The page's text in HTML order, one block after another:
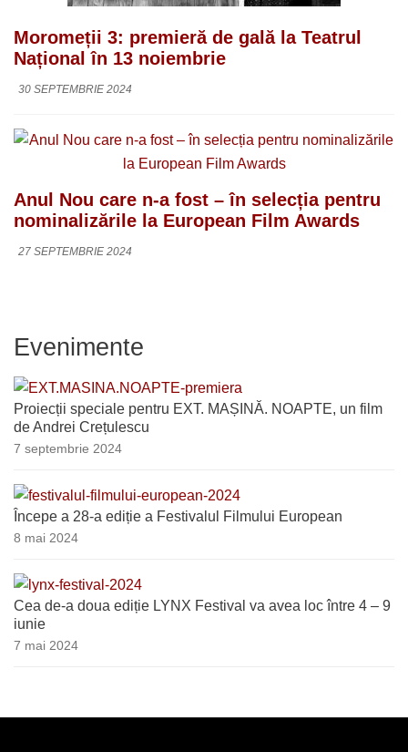
Moromeții 3: premieră de gală la Teatrul
Național în 13 noiembrie
30 SEPTEMBRIE 2024
Anul Nou care n-a fost – în selecția pentru
nominalizările la European Film Awards
27 SEPTEMBRIE 2024
Evenimente
Proiecții speciale pentru EXT. MAȘINĂ. NOAPTE, un film
de Andrei Crețulescu
7 septembrie 2024
Începe a 28-a ediție a Festivalul Filmului European
8 mai 2024
Cea de-a doua ediție LYNX Festival va avea loc între 4 – 9
iunie
7 mai 2024